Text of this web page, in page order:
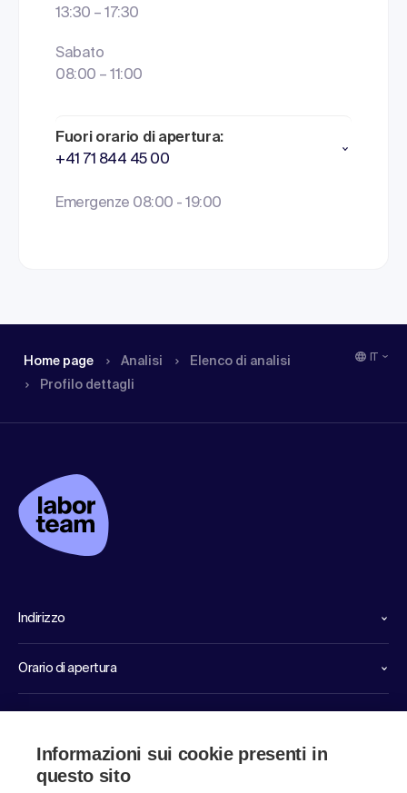
13:30 – 17:30
Sabato
08:00 – 11:00
Fuori orario di apertura:
+41 71 844 45 00
Emergenze 08:00 - 19:00
Home page Analisi
Elenco di analisi
Profilo dettagli
Indirizzo
Orario di apertura
Informazioni sui cookie presenti in
questo sito